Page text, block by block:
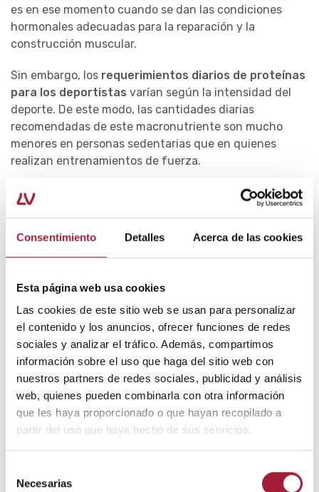
Consentimiento Detalles Acerca de las cookies
Esta página web usa cookies
Las cookies de este sitio web se usan para personalizar
el contenido y los anuncios, ofrecer funciones de redes
sociales y analizar el tráfico. Además, compartimos
información sobre el uso que haga del sitio web con
nuestros partners de redes sociales, publicidad y análisis
web, quienes pueden combinarla con otra información
que les haya proporcionado o que hayan recopilado a
partir del uso que haya hecho de sus servicios.
Necesarias
es en ese momento cuando se dan las condiciones
hormonales adecuadas para la reparación y la
construcción muscular.
Sin embargo, los requerimientos diarios de proteínas
para los deportistas varían según la intensidad del
deporte. De este modo, las cantidades diarias
recomendadas de este macronutriente son mucho
menores en personas sedentarias que en quienes
realizan entrenamientos de fuerza.
Además, estos requerimientos pueden estar cubiertos
a través de la dieta, sobre todo en el caso de
en la alimentación proteínas de alto valor biológico
(carne, pescado y huevo) y también de origen vegetal.
Así pues, los suplementos de proteína no son
necesarios en aficionados al deporte cuando las
necesidades básicas están cubiertas por la dieta.
10. Comer plátanos previene los calambres
musculares
Laalimentación en el entrenamiento deportivo
clave. Sin embargo, no pueden atribuirse determinados